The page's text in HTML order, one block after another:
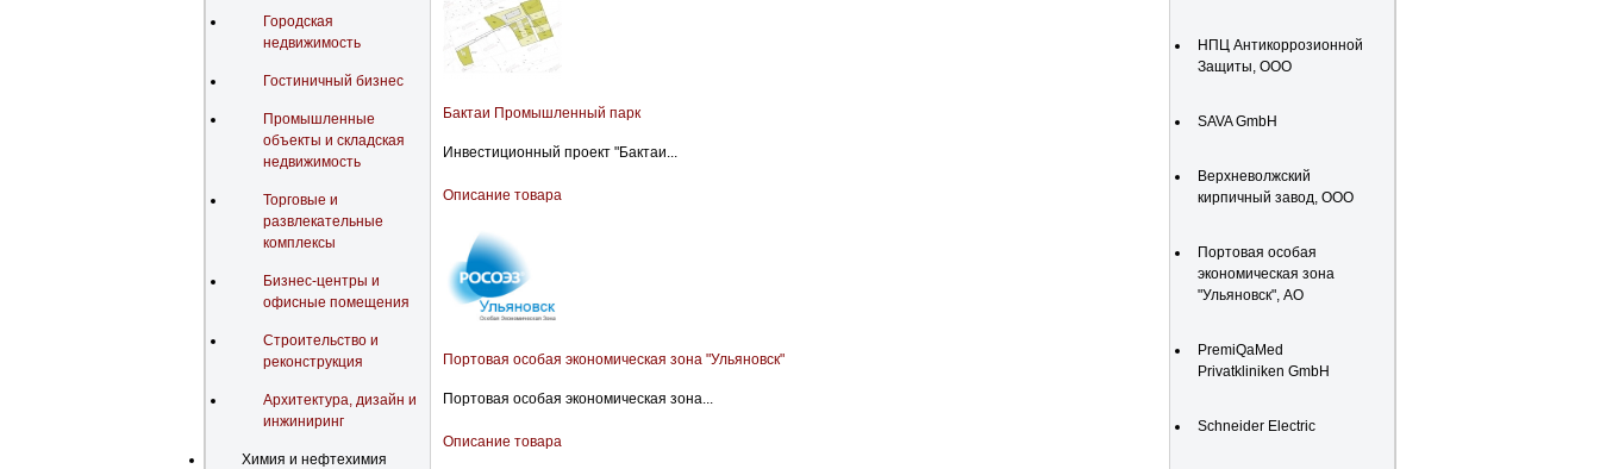
Городская
недвижимость
Гостиничный бизнес
Промышленные
объекты и складская
недвижимость
Торговые и
развлекательные
комплексы
Бизнес-центры и
офисные помещения
Строительство и
реконструкция
Архитектура, дизайн и
инжиниринг
Химия и нефтехимия
Бактаи Промышленный парк
Инвестиционный проект "Бактаи...
Описание товара
Портовая особая экономическая зона "Ульяновск"
Портовая особая экономическая зона...
Описание товара
НПЦ Антикоррозионной
Защиты, ООО
SAVA GmbH
Верхневолжский
кирпичный завод, ООО
Портовая особая
экономическая зона
"Ульяновск", АО
PremiQaMed
Privatkliniken GmbH
Schneider Electric